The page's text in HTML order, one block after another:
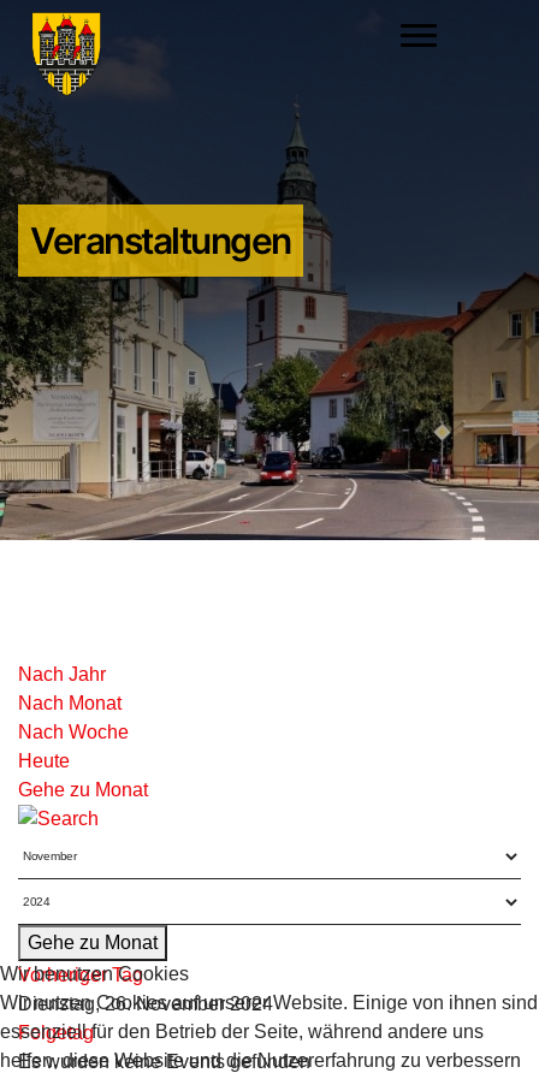
Veranstaltungen
Nach Jahr
Nach Monat
Nach Woche
Heute
Gehe zu Monat
Gehe zu Monat
Vorheriger Tag
Dienstag, 26. November 2024
Folgetag
Es wurden keine Events gefunden
Wir benutzen Cookies
Wir nutzen Cookies auf unserer Website. Einige von ihnen sind
essenziell für den Betrieb der Seite, während andere uns
helfen, diese Website und die Nutzererfahrung zu verbessern